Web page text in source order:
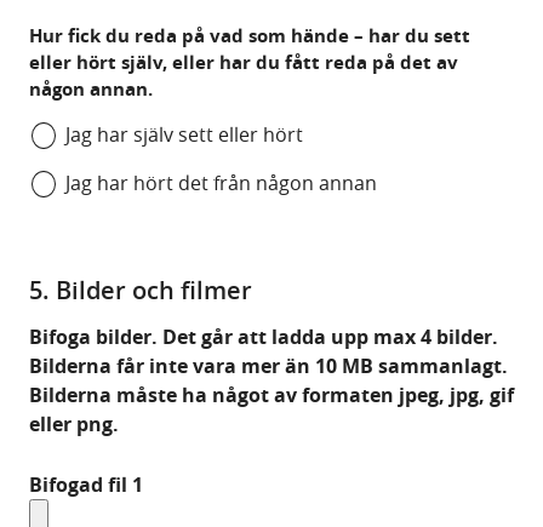
Jag har själv sett eller hört
Jag har hört det från någon annan
Hur fick du reda på vad som hände – har du sett
eller hört själv, eller har du fått reda på det av
någon annan.
5. Bilder och filmer
Bifoga bilder. Det går att ladda upp max 4 bilder.
Bilderna får inte vara mer än 10 MB sammanlagt.
Bilderna måste ha något av formaten jpeg, jpg, gif
eller png.
Bifogad fil 1